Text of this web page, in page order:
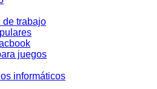
de trabajo
juegos
informáticos